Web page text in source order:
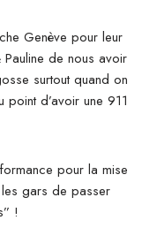
Genève pour leur
de nous avoir
surtout quand on
d’avoir une 911
pour la mise
gars de passer
!